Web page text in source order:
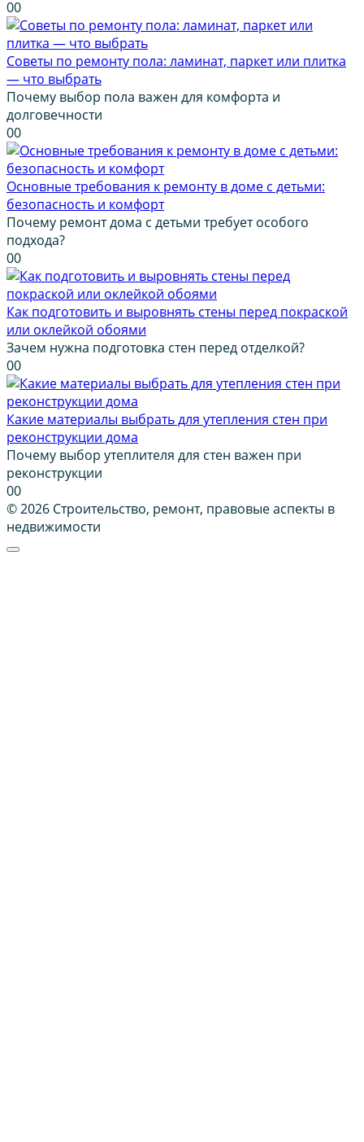
00
Советы по ремонту пола: ламинат, паркет или плитка
— что выбрать
Почему выбор пола важен для комфорта и
долговечности
00
Основные требования к ремонту в доме с детьми:
безопасность и комфорт
Почему ремонт дома с детьми требует особого
подхода?
00
Как подготовить и выровнять стены перед покраской
или оклейкой обоями
Зачем нужна подготовка стен перед отделкой?
00
Какие материалы выбрать для утепления стен при
реконструкции дома
Почему выбор утеплителя для стен важен при
реконструкции
00
© 2026 Строительство, ремонт, правовые аспекты в
недвижимости